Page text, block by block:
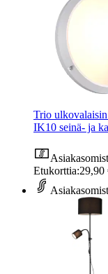
Trio
IK10 seinä- ja
Etukorttia:29,90